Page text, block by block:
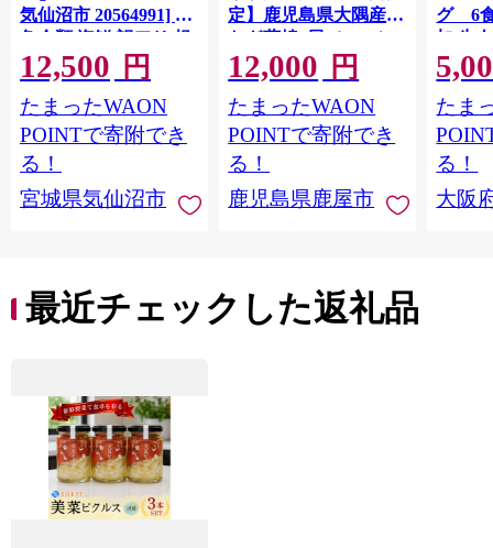
気仙沼市 20564991] 鮭
魚介類 海鮮 訳アリ 規
格外 不揃い さけ サケ
鮭切身 シャケ 切り身
冷凍 家庭用 おかず 弁
当 支援 サーモン 銀鮭
切り身 魚 わけあり
12,500 円
たまったWAON
POINTで寄附でき
る！
宮城県気仙沼市
定】鹿児島県大隅産う
なぎ蒲焼4尾（400g）
12,000 円
たまったWAON
POINTで寄附でき
る！
鹿児島県鹿屋市
グ 6
加 牛
ット 6
メ 温
菜 簡
すめ
取り
料 ふ
堺市】
たま
る！
大阪
最近チェックした返礼品